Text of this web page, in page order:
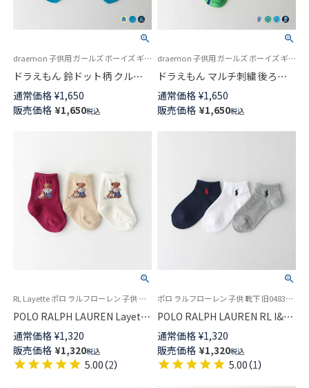
draemon 子供用 ガールズ ボーイズ ギフト プレゼント 無料ラッピング
ドラえもん 鈴ドット柄 クルー
丈 ソックス キッズ 04137102
通常価格 ¥1,650
販売価格 ¥1,650税込
draemon 子供用 ガールズ ボーイズ ギフト プレゼント 無料ラッピング
ドラえもん マルチ刺繍 後ろ姿
リブ クルー丈 ソックス キッズ
04137101
通常価格 ¥1,650
販売価格 ¥1,650税込
RL Layette ポロ ラルフローレン 子供 靴下 2024FW
POLO RALPH LAUREN Layette
足底滑り止め付き アランアイル
ベア ポロベア ベビーソックス
04883175
通常価格 ¥1,320
販売価格 ¥1,320税込
5.00（2）
ポロ ラルフローレン 子供 靴下 旧04835342
POLO RALPH LAUREN RL I&T
日本製 PPゴースト スニーカー
通常価格 ¥1,320
販売価格 ¥1,320税込
5.00（1）